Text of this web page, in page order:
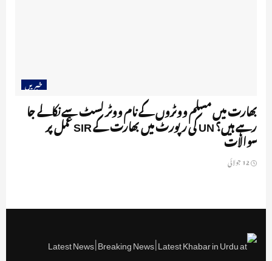
خبریں
بھارت میں مسلم ووٹروں کے نام ووٹر لسٹ سے نکالے جا
رہے ہیں؟ UN کی رپورٹ میں بھارت کے SIR عمل پر
سوالات